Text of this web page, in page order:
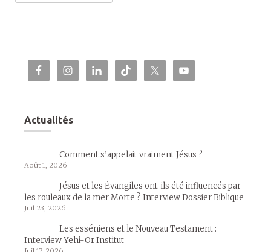
Actualités
Comment s’appelait vraiment Jésus ?
Août 1, 2026
Jésus et les Évangiles ont-ils été influencés par
les rouleaux de la mer Morte ? Interview Dossier Biblique
Juil 23, 2026
Les esséniens et le Nouveau Testament :
Interview Yehi-Or Institut